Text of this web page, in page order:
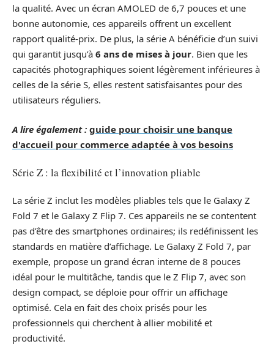
la qualité. Avec un écran AMOLED de 6,7 pouces et une
bonne autonomie, ces appareils offrent un excellent
rapport qualité-prix. De plus, la série A bénéficie d’un suivi
qui garantit jusqu’à 6 ans de mises à jour. Bien que les
capacités photographiques soient légèrement inférieures à
celles de la série S, elles restent satisfaisantes pour des
utilisateurs réguliers.
A lire également : guide pour choisir une banque
d'accueil pour commerce adaptée à vos besoins
Série Z : la flexibilité et l’innovation pliable
La série Z inclut les modèles pliables tels que le Galaxy Z
Fold 7 et le Galaxy Z Flip 7. Ces appareils ne se contentent
pas d’être des smartphones ordinaires; ils redéfinissent les
standards en matière d’affichage. Le Galaxy Z Fold 7, par
exemple, propose un grand écran interne de 8 pouces
idéal pour le multitâche, tandis que le Z Flip 7, avec son
design compact, se déploie pour offrir un affichage
optimisé. Cela en fait des choix prisés pour les
professionnels qui cherchent à allier mobilité et
productivité.